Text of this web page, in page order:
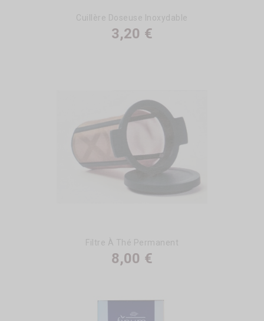
Cuillère Doseuse Inoxydable
3,20 €
Filtre À Thé Permanent
8,00 €